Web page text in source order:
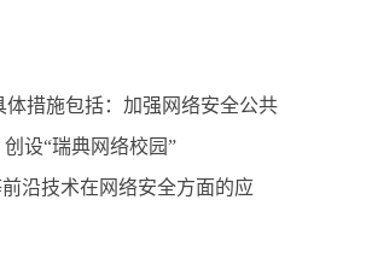
措施包括：加强网络安全公共
设“瑞典网络校园”
沿技术在网络安全方面的应